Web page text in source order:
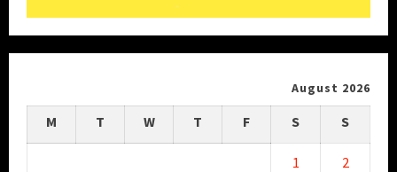
August 2026
M T W T F S S
1 2